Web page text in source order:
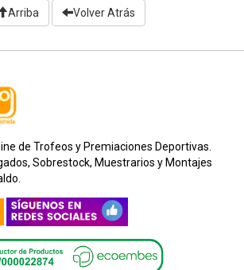
Arriba Volver Atrás
de Trofeos y Premiaciones Deportivas.
Sobrestock, Muestrarios y Montajes